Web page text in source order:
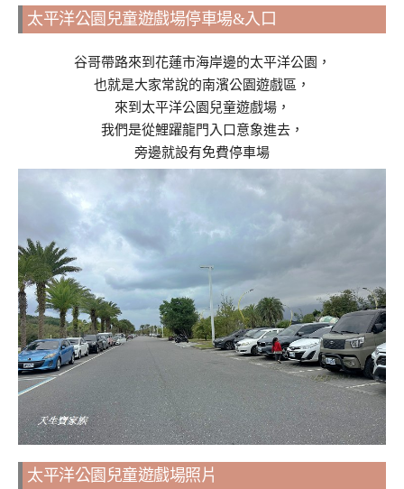
太平洋公園兒童遊戲場停車場&入口
谷哥帶路來到花蓮市海岸邊的太平洋公園，
也就是大家常說的南濱公園遊戲區，
來到太平洋公園兒童遊戲場，
我們是從鯉躍龍門入口意象進去，
旁邊就設有免費停車場
太平洋公園兒童遊戲場照片